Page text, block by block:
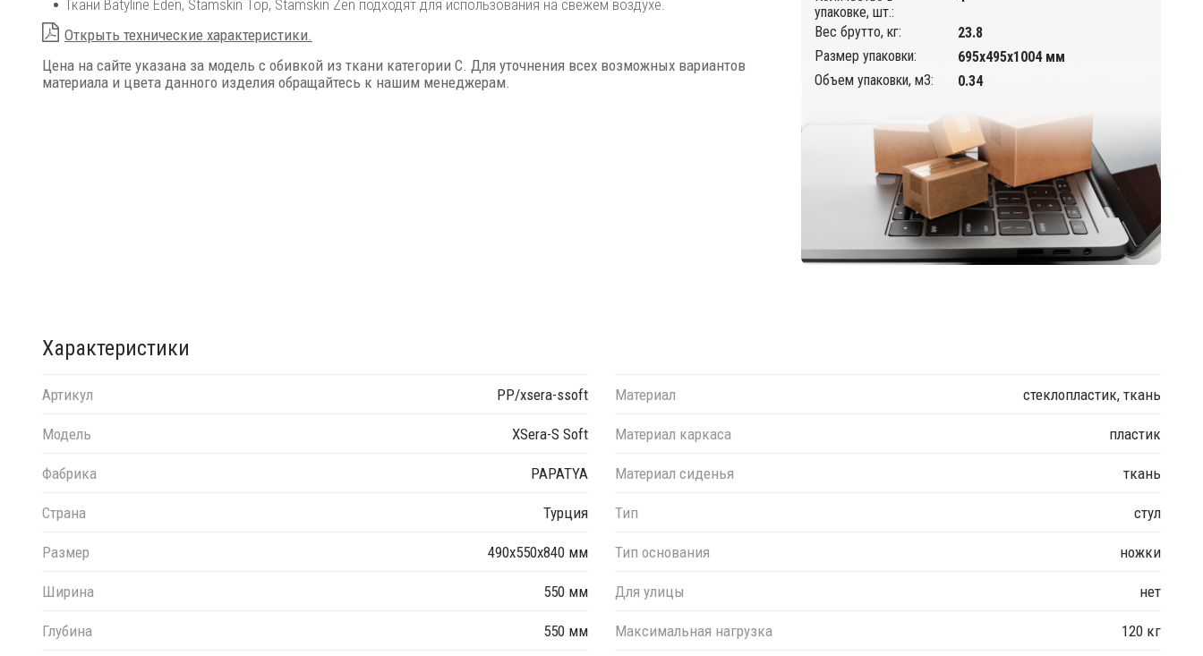
Ткани Batyline Eden, Stamskin Top, Stamskin Zen подходят для использования на свежем воздухе.
Открыть технические характеристики.
Цена на сайте указана за модель с обивкой из ткани категории C. Для уточнения всех возможных вариантов
материала и цвета данного изделия обращайтесь к нашим менеджерам.
упаковке, шт.:
Вес брутто, кг:
23.8
Размер упаковки:
695х495х1004 мм
Объем упаковки, м3:
0.34
Характеристики
Артикул PP/xsera-ssoft
Модель XSera-S Soft
Фабрика PAPATYA
Страна Турция
Размер 490х550х840 мм
Ширина 550 мм
Глубина 550 мм
Материал стеклопластик, ткань
Материал каркаса пластик
Материал сиденья ткань
Тип стул
Тип основания ножки
Для улицы нет
Максимальная нагрузка 120 кг